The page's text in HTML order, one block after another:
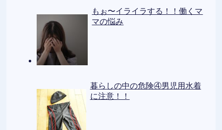
もぉ〜イライラする！！働くマ
マの悩み
暮らしの中の危険④男児用水着
に注意！！